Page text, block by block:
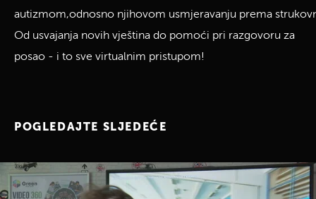
autizmom,odnosno njihovom usmjeravanju prema
Od usvajanja novih vještina do pomoći pri razgovoru za
posao - i to sve virtualnim pristupom!
POGLEDAJTE SLJEDEĆE